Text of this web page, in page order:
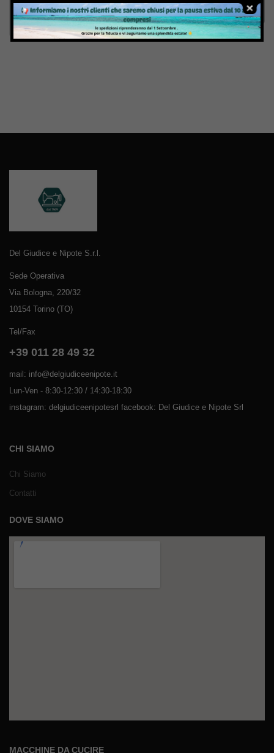
Invia
Del Giudice e Nipote S.r.l.
Sede Operativa
Via Bologna, 220/32
10154 Torino (TO)
Tel/Fax
+39 011 28 49 32
mail: info@delgiudiceenipote.it
Lun-Ven - 8:30-12:30 / 14:30-18:30
instagram: delgiudiceenipotesrl facebook: Del Giudice e Nipote Srl
CHI SIAMO
Chi Siamo
Contatti
DOVE SIAMO
MACCHINE DA CUCIRE